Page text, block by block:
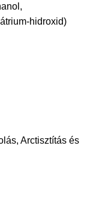
hidroxid)
, Arctisztítás és